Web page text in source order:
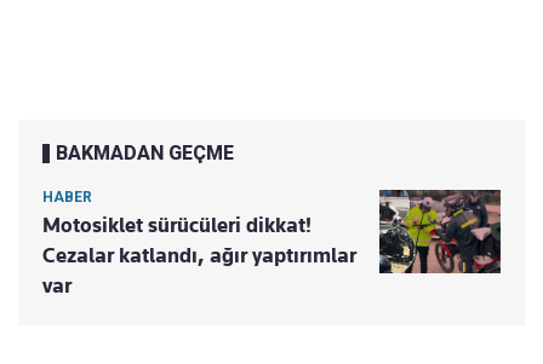
BAKMADAN GEÇME
HABER
Motosiklet sürücüleri dikkat!
Cezalar katlandı, ağır yaptırımlar
var